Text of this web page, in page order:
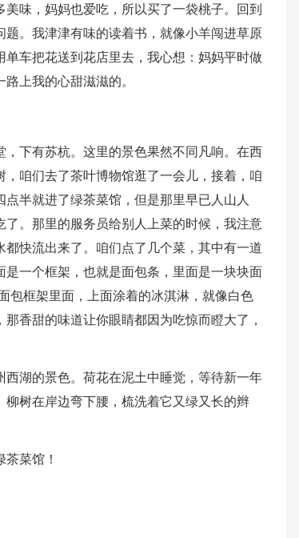
味，妈妈也爱吃，所以买了一袋桃子。回到
。我津津有味的读着书，就像小羊闯进草原
车把花送到花店里去，我心想：妈妈平时做
上我的心甜滋滋的。
下有苏杭。这里的景色果然不同凡响。在西
咱们去了茶叶博物馆逛了一会儿，接着，咱
半就进了绿茶菜馆，但是那里早已人山人
。那里的服务员给别人上菜的时候，我注意
快流出来了。咱们点了几个菜，其中有一道
一个框架，也就是面包条，里面是一块块面
包框架里面，上面涂着的冰淇淋，就像白色
香甜的味道让你眼睛都因为吃惊而瞪大了，
湖的景色。荷花在泥土中睡觉，等待新一年
树在岸边弯下腰，梳洗着它又绿又长的辫
菜馆！